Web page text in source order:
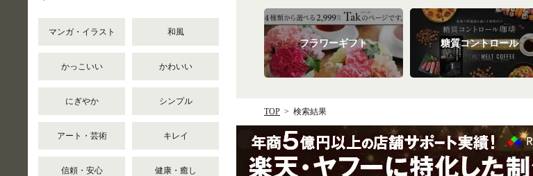
マンガ・イラスト 和風
かっこいい かわいい
にぎやか シンプル
アート・芸術 キレイ
信頼・安心 健康・癒し
フラワーギフト 糖質コントロール
TOP 検索結果